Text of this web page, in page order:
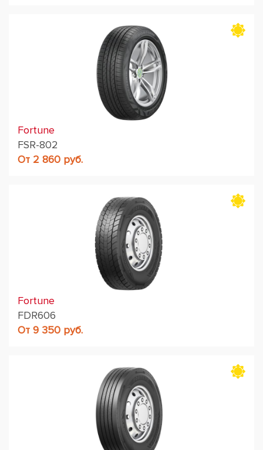
Fortune
FSR-802
От 2 860 руб.
Fortune
FDR606
От 9 350 руб.